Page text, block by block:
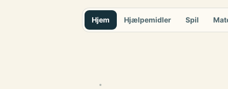
Hjem Hjælpemidler Spil